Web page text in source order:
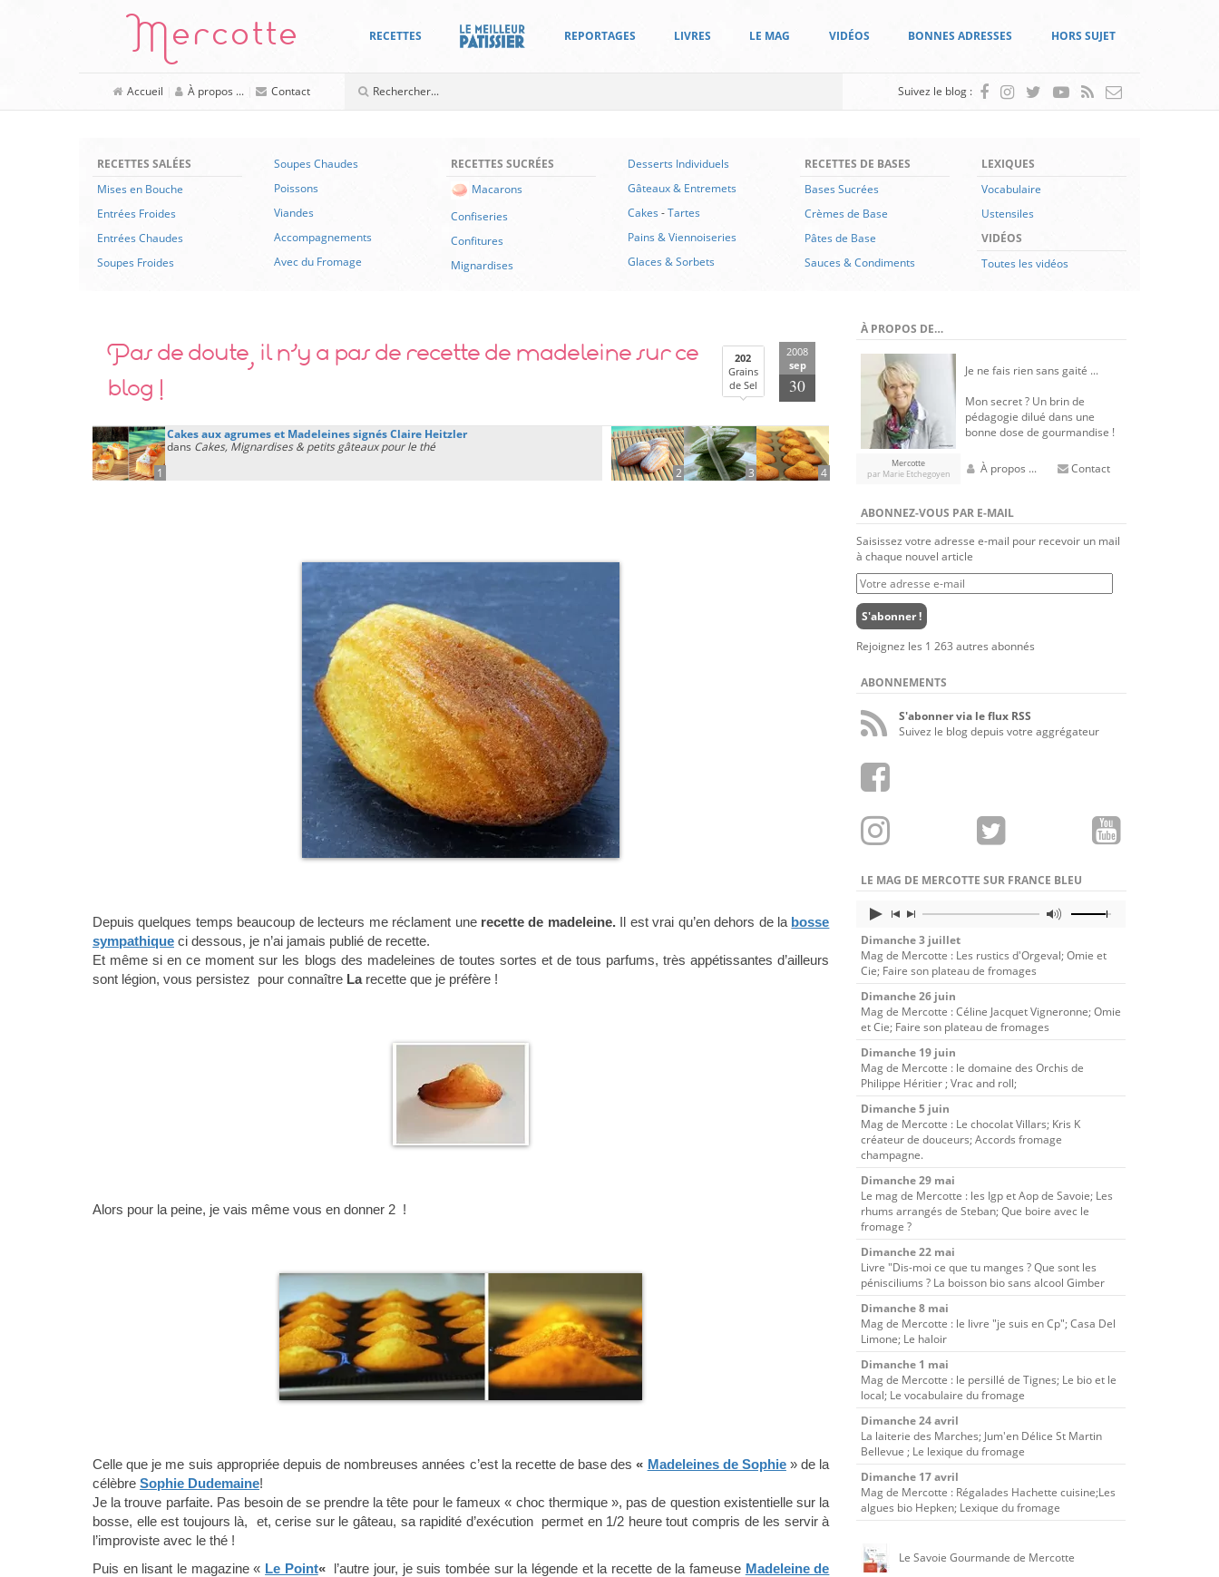
Mercotte RECETTES REPORTAGES LIVRES LE MAG VIDÉOS BONNES ADRESSES HORS SUJET
Accueil | À propos ... | Contact Suivez le blog :
RECETTES SALÉES
Mises en Bouche
Entrées Froides
Entrées Chaudes
Soupes Froides
Soupes Chaudes
Poissons
Viandes
Accompagnements
Avec du Fromage
RECETTES SUCRÉES
Macarons
Confiseries
Confitures
Mignardises
Desserts Individuels
Gâteaux & Entremets
Cakes -Tartes
Pains & Viennoiseries
Glaces & Sorbets
RECETTES DE BASES
Bases Sucrées
Crèmes de Base
Pâtes de Base
Sauces & Condiments
LEXIQUES
Vocabulaire
Ustensiles
VIDÉOS
Toutes les vidéos
Pas de doute, il n’y a pas de recette de madeleine sur ce
blog !
202
Grains
de Sel
2008
sep
30
1
Cakes aux agrumes et Madeleines signés Claire Heitzler
dans Cakes, Mignardises & petits gâteaux pour le thé
2
3 4
Depuis quelques temps beaucoup de lecteurs me réclament une recette de madeleine.Il est vrai qu’en dehors de la bosse
sympathique ci dessous, je n’ai jamais publié de recette.
Et même si en ce moment sur les blogs des madeleines de toutes sortes et de tous parfums, très appétissantes d’ailleurs
sont légion, vous persistez pour connaître Larecette que je préfère !
Alors pour la peine, je vais même vous en donner 2 !
Celle que je me suis appropriée depuis de nombreuses années c’est la recette de base des« Madeleines de Sophie» de la
célèbre Sophie Dudemaine!
Je la trouve parfaite. Pas besoin de se prendre la tête pour le fameux « choc thermique », pas de question existentielle sur la
bosse, elle est toujours là, et, cerise sur le gâteau, sa rapidité d’exécution permet en 1/2 heure tout compris de les servir à
l’improviste avec le thé !
Puis en lisant le magazine « Le Point« l’autre jour, je suis tombée sur la légende et la recette de la fameuse Madeleine de
À PROPOS DE…
Je ne fais rien sans gaité ...
Mon secret ? Un brin de
pédagogie dilué dans une
bonne dose de gourmandise !
Mercotte
par Marie Etchegoyen
À propos ... Contact
ABONNEZ-VOUS PAR E-MAIL
Saisissez votre adresse e-mail pour recevoir un mail
à chaque nouvel article
Votre
adresse
e-
mail
S'abonner !
Rejoignez les 1 263 autres abonnés
ABONNEMENTS
S'abonner via le flux RSS
Suivez le blog depuis votre aggrégateur
LE MAG DE MERCOTTE SUR FRANCE BLEU
Dimanche 3 juillet
Mag de Mercotte : Les rustics d'Orgeval; Omie et
Cie; Faire son plateau de fromages
Dimanche 26 juin
Mag de Mercotte : Céline Jacquet Vigneronne; Omie
et Cie; Faire son plateau de fromages
Dimanche 19 juin
Mag de Mercotte : le domaine des Orchis de
Philippe Héritier ; Vrac and roll;
Dimanche 5 juin
Mag de Mercotte : Le chocolat Villars; Kris K
créateur de douceurs; Accords fromage
champagne.
Dimanche 29 mai
Le mag de Mercotte : les Igp et Aop de Savoie; Les
rhums arrangés de Steban; Que boire avec le
fromage ?
Dimanche 22 mai
Livre "Dis-moi ce que tu manges ? Que sont les
pénisciliums ? La boisson bio sans alcool Gimber
Dimanche 8 mai
Mag de Mercotte : le livre "je suis en Cp"; Casa Del
Limone; Le haloir
Dimanche 1 mai
Mag de Mercotte : le persillé de Tignes; Le bio et le
local; Le vocabulaire du fromage
Dimanche 24 avril
La laiterie des Marches; Jum'en Délice St Martin
Bellevue ; Le lexique du fromage
Dimanche 17 avril
Mag de Mercotte : Régalades Hachette cuisine;Les
algues bio Hepken; Lexique du fromage
Le Savoie Gourmande de Mercotte